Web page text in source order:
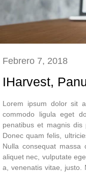
Febrero 7, 2018
IHarvest,
Lorem ipsum dolor sit
commodo ligula eget
penatibus et magnis dis
Donec quam felis,
Nulla consequat massa
aliquet nec, vulputate
a, venenatis vitae, justo.